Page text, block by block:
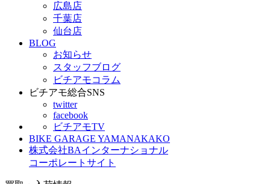
広島店
千葉店
仙台店
BLOG
お知らせ
スタッフブログ
ビチアモコラム
ビチアモ総合SNS
twitter
facebook
ビチアモTV
BIKE GARAGE YAMANAKAKO
株式会社BAインターナショナル
コーポレートサイト